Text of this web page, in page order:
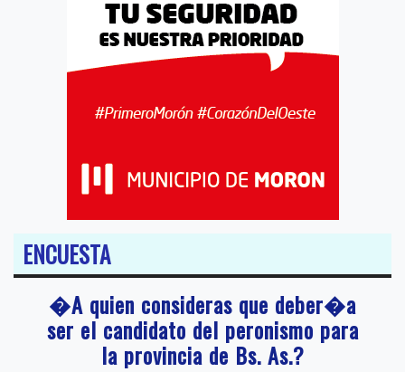
ENCUESTA
�A quien consideras que deber�a
ser el candidato del peronismo para
la provincia de Bs. As.?